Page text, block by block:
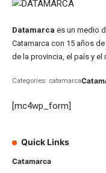
Datamarca es un medio
Catamarca con 15 años
de la provincia, el país y el
Categories: catamarca
[mc4wp_form]
Quick Links
Catamarca